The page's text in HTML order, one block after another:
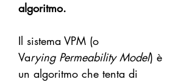
algoritmo.
Il sistema VPM (o
Varying Permeability Model) è
un algoritmo che tenta di